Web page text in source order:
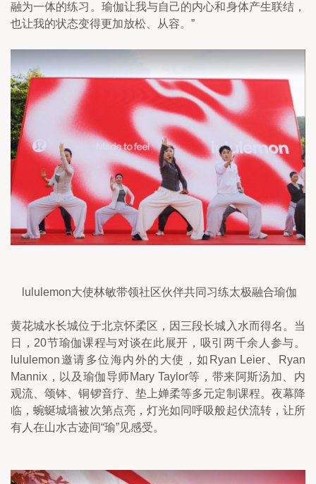
融为一体的练习。瑜伽让我与自己的内心和身体产生联结，
也让我的状态变得更加放松、从容。”
lululemon大使林敏带领社区伙伴共同习练太极融合瑜伽
黄花城水长城位于北京怀柔区，因三段长城入水而得名。当
日，20节瑜伽课程与对谈在此展开，吸引两千余人参与。
lululemon邀请多位海内外的大使，如Ryan Leier、Ryan
Mannix，以及瑜伽导师Mary Taylor等，带来阿斯汤加、内
观流、颂钵、铜锣音疗、垫上婵柔等多元定制课程。夜幕降
临，蜿蜒城墙被次第点亮，灯光如同呼吸般起伏流转，让所
有人在山水古迹间“瑜”见感受。